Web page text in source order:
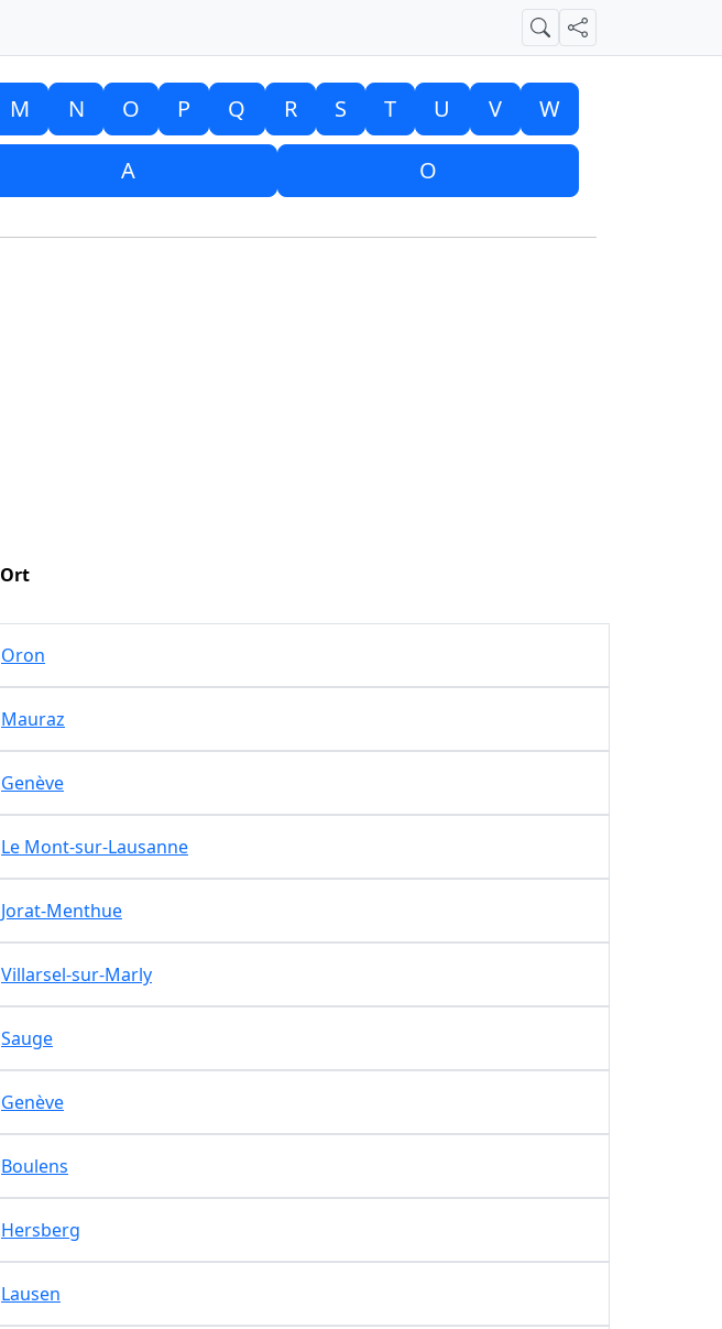
SucheTeilen
M N O P Q R S T U V W
A O
Ort
Oron
Mauraz
Genève
Le Mont-sur-Lausanne
Jorat-Menthue
Villarsel-sur-Marly
Sauge
Genève
Boulens
Hersberg
Lausen